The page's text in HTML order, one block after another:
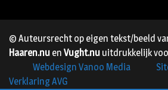
© Auteursrecht op eigen tekst/beeld
Haaren.nu en Vught.nu uitdrukkelijk
Webdesign Vanoo Media
Verklaring AVG